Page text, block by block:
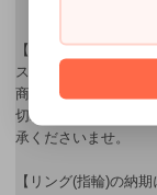
【商品在庫について】
スノウ広島・ヤマジ
商品は、店舗でも販
切れになる場合がご
承くださいませ。
【リング(指輪)の納期